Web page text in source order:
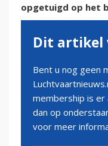
opgetuigd op het
Dit artikel
Bent u nog geen
membership is er
dan op
voor meer